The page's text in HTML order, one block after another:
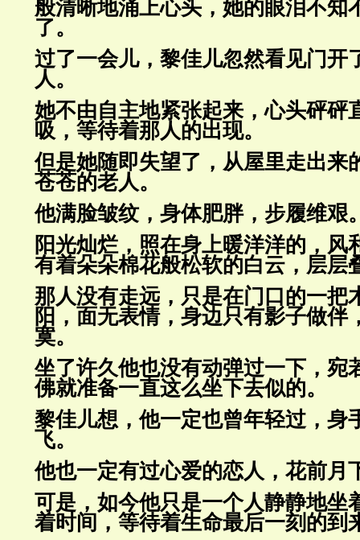
般清晰地涌上心头，她的眼泪不知
了。
过了一会儿，黎佳儿忽然看见门开
人。
她不由自主地紧张起来，心头砰砰
吸，等待着那人的出现。
但是她随即失望了，从屋里走出来
苍苍的老人。
他满脸皱纹，身体肥胖，步履维艰
阳光灿烂，照在身上暖洋洋的，风
有着朵朵棉花般松软的白云， 层层
那人没有走远，只是在门口的一把
阳，面无表情，身边只有影子做伴
寞。
坐了许久他也没有动弹过一下，宛
佛就准备一直这么坐下去似的。
黎佳儿想，他一定也曾年轻过，身
飞。
他也一定有过心爱的恋人，花前月
可是，如今他只是一个人静静地坐
着时间，等待着生命最后一刻的到